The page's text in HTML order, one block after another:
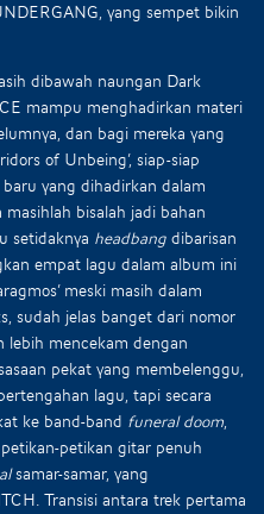
yang sempet bikin
dibawah naungan Dark
mampu menghadirkan materi
dan bagi mereka yang
of Unbeing’, siap-siap
yang dihadirkan dalam
masihlah bisalah jadi bahan
setidaknya headbang dibarisan
empat lagu dalam album ini
meski masih dalam
sudah jelas banget dari nomor
lebih mencekam dengan
pekat yang membelenggu,
lagu, tapi secara
ke band-band funeral doom
petikan gitar penuh
samar-samar, yang
Transisi antara trek pertama